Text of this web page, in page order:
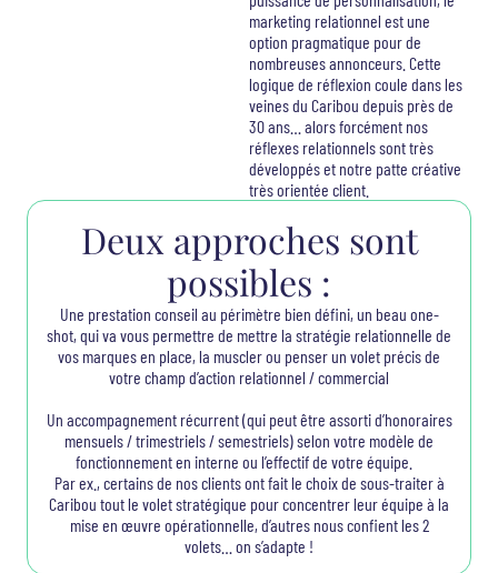
marketing relationnel est une
option pragmatique pour de
nombreuses annonceurs. Cette
logique de réflexion coule dans les
veines du Caribou depuis près de
30 ans… alors forcément nos
réflexes relationnels sont très
développés et notre patte créative
très orientée client.
Deux approches sont
possibles :
Une prestation conseil au périmètre bien défini, un beau one-
shot, qui va vous permettre de mettre la stratégie relationnelle de
vos marques en place, la muscler ou penser un volet précis de
votre champ d’action relationnel / commercial
Un accompagnement récurrent (qui peut être assorti d’honoraires
mensuels / trimestriels / semestriels) selon votre modèle de
fonctionnement en interne ou l’effectif de votre équipe.
Par ex., certains de nos clients ont fait le choix de sous-traiter à
Caribou tout le volet stratégique pour concentrer leur équipe à la
mise en œuvre opérationnelle, d’autres nous confient les 2
volets… on s’adapte !